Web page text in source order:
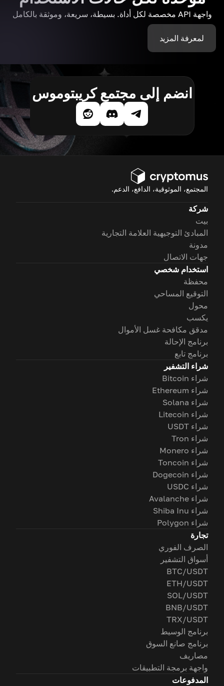
واجهة API مخصصة لكل أداة. بسيطة، سريعة، وموثقة بالكامل
لمعرفة المزيد
انضم إلى مجتمع كريبتوموس
المجتمع، الموثوقية، الدافع، الدعم.
شركة
بيت
المبادئ التوجيهية العلامة التجارية
مدونة
جهات الاتصال
استخدام شخصي
محفظة
التوقيع المساحي
محول
يكسب
مدقق مكافحة غسل الأموال
برنامج الإحالة
برنامج تابع
شراء التشفير
شراء Bitcoin
شراء Ethereum
شراء Solana
شراء Litecoin
شراء USDT
شراء Tron
شراء Monero
شراء Toncoin
شراء Dogecoin
شراء USDC
شراء Avalanche
شراء Shiba Inu
شراء Polygon
تجارة
الصرف الفوري
أسواق التشفير
BTC/USDT
ETH/USDT
SOL/USDT
BNB/USDT
TRX/USDT
برنامج الوسيط
برنامج صانع السوق
مصاريف
واجهة برمجة التطبيقات
المدفوعات